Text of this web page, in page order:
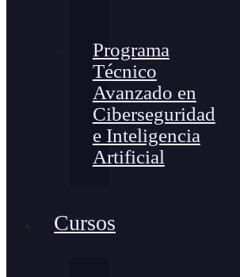
Programa
Técnico
Avanzado en
Ciberseguridad
e Inteligencia
Artificial
Cursos